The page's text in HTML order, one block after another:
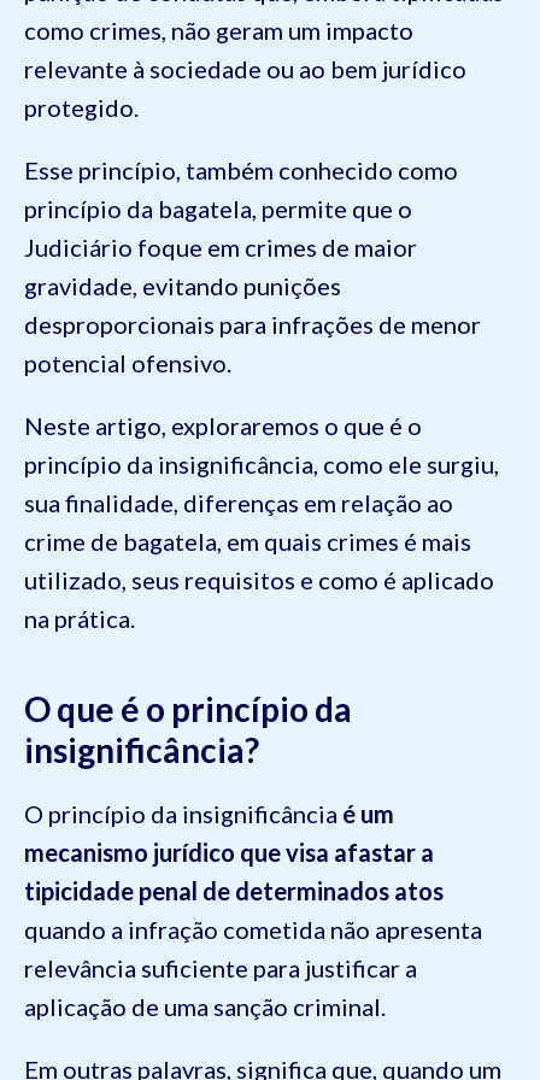
como crimes, não geram um impacto
relevante à sociedade ou ao bem jurídico
protegido.
Esse princípio, também conhecido como
princípio da bagatela, permite que o
Judiciário foque em crimes de maior
gravidade, evitando punições
desproporcionais para infrações de menor
potencial ofensivo.
Neste artigo, exploraremos o que é o
princípio da insignificância, como ele surgiu,
sua finalidade, diferenças em relação ao
crime de bagatela, em quais crimes é mais
utilizado, seus requisitos e como é aplicado
na prática.
O que é o princípio da
insignificância?
O princípio da insignificância é um
mecanismo jurídico que visa afastar a
tipicidade penal de determinados atos
quando a infração cometida não apresenta
relevância suficiente para justificar a
aplicação de uma sanção criminal.
Em outras palavras, significa que, quando um